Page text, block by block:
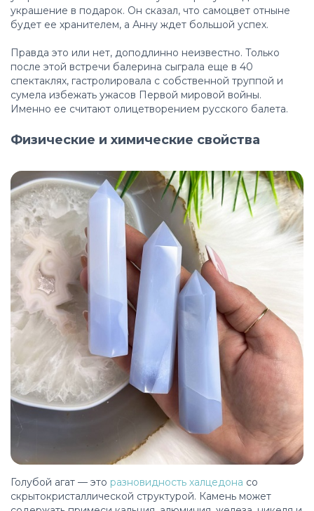
украшение в подарок. Он сказал, что самоцвет отныне
будет ее хранителем, а Анну ждет большой успех.
Правда это или нет, доподлинно неизвестно. Только
после этой встречи балерина сыграла еще в 40
спектаклях, гастролировала с собственной труппой и
сумела избежать ужасов Первой мировой войны.
Именно ее считают олицетворением русского балета.
Физические и химические свойства
Голубой агат — это разновидность халцедона со
скрытокристаллической структурой. Камень может